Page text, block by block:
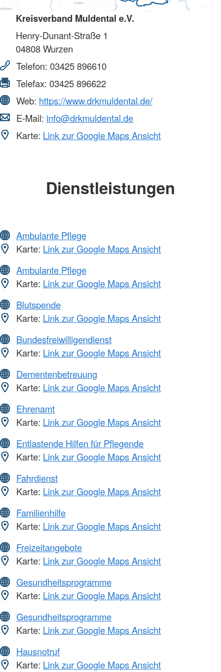
Kreisverband Muldental e.V.
Henry-Dunant-Straße 1
04808Wurzen
Telefon: 03425 896610
Telefax: 03425 896622
Web: https://www.drkmuldental.de/
E-Mail: info@drkmuldental.de
Karte: Link zur Google Maps Ansicht
Dienstleistungen
Ambulante Pflege
Karte: Link zur Google Maps Ansicht
Ambulante Pflege
Karte: Link zur Google Maps Ansicht
Blutspende
Karte: Link zur Google Maps Ansicht
Bundesfreiwilligendienst
Karte: Link zur Google Maps Ansicht
Dementenbetreuung
Karte: Link zur Google Maps Ansicht
Ehrenamt
Karte: Link zur Google Maps Ansicht
Entlastende Hilfen für Pflegende
Karte: Link zur Google Maps Ansicht
Fahrdienst
Karte: Link zur Google Maps Ansicht
Familienhilfe
Karte: Link zur Google Maps Ansicht
Freizeitangebote
Karte: Link zur Google Maps Ansicht
Gesundheitsprogramme
Karte: Link zur Google Maps Ansicht
Gesundheitsprogramme
Karte: Link zur Google Maps Ansicht
Hausnotruf
Karte: Link zur Google Maps Ansicht